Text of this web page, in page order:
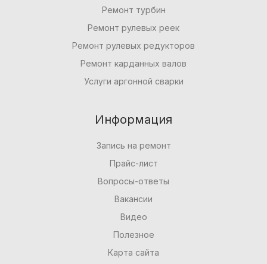
Ремонт турбин
Ремонт рулевых реек
Ремонт рулевых редукторов
Ремонт карданных валов
Услуги аргонной сварки
Информация
Запись на ремонт
Прайс-лист
Вопросы-ответы
Вакансии
Видео
Полезное
Карта сайта